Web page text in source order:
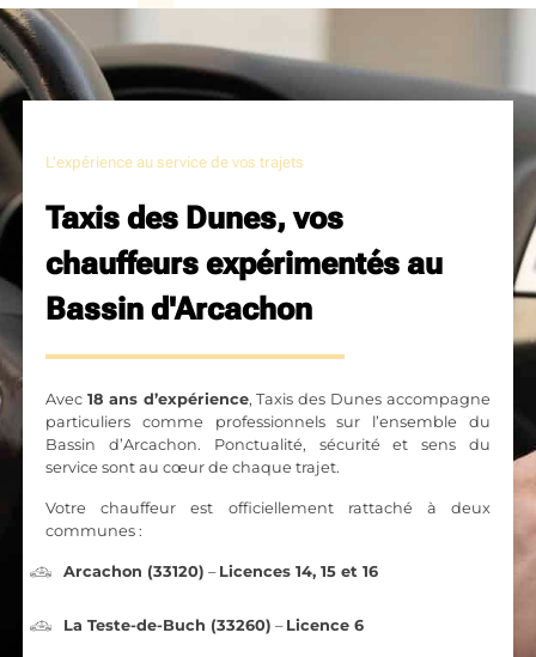
L'expérience au service de vos trajets
Taxis des Dunes, vos
chauffeurs expérimentés au
Bassin d'Arcachon
Avec18 ans d’expérience, Taxis des Dunes accompagne
particuliers comme professionnels sur l’ensemble du
Bassin d’Arcachon. Ponctualité, sécurité et sens du
service sont au cœur de chaque trajet.
Votre chauffeur est officiellement rattaché à deux
communes :
Arcachon (33120) – Licences 14, 15 et 16
La Teste-de-Buch (33260) – Licence 6